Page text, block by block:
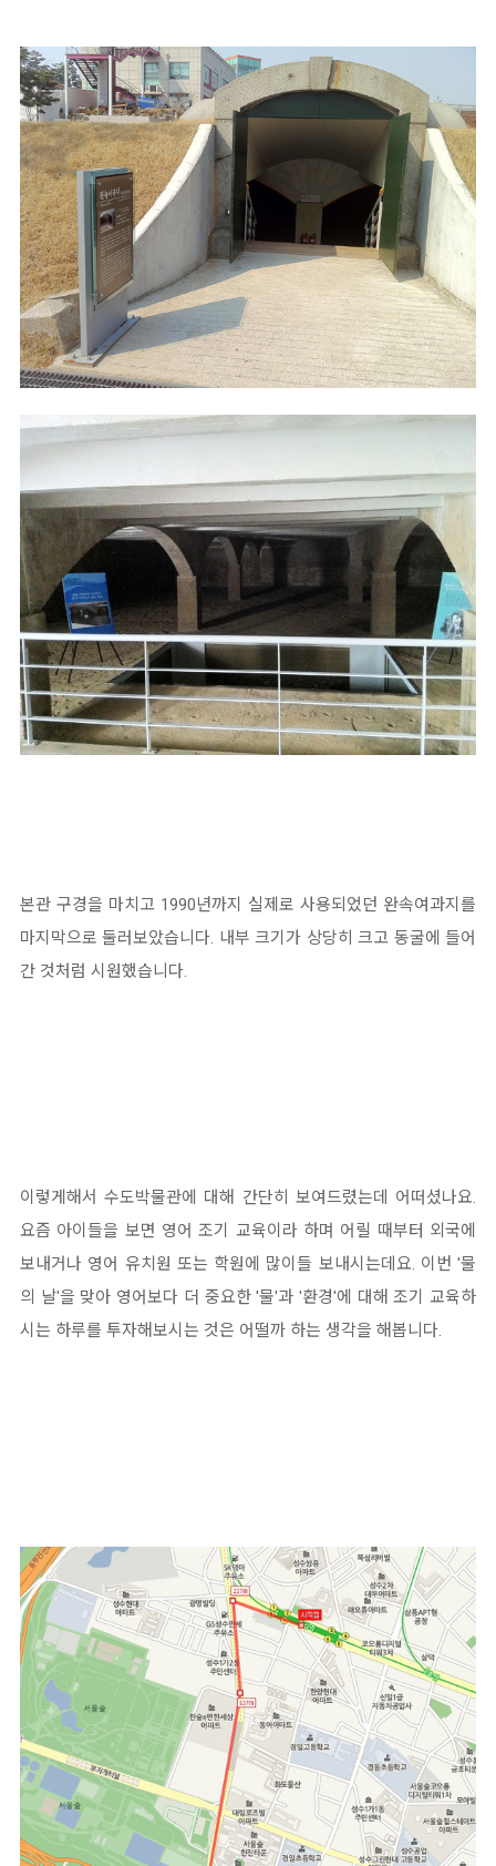
본관 구경을 마치고 1990년까지 실제로 사용되었던 완속여과지를
마지막으로 둘러보았습니다. 내부 크기가 상당히 크고 동굴에 들어
간 것처럼 시원했습니다.
이렇게해서 수도박물관에 대해 간단히 보여드렸는데 어떠셨나요.
요즘 아이들을 보면 영어 조기 교육이라 하며 어릴 때부터 외국에
보내거나 영어 유치원 또는 학원에 많이들 보내시는데요. 이번 '물
의 날'을 맞아 영어보다 더 중요한 '물'과 '환경'에 대해 조기 교육하
시는 하루를 투자해보시는 것은 어떨까 하는 생각을 해봅니다.